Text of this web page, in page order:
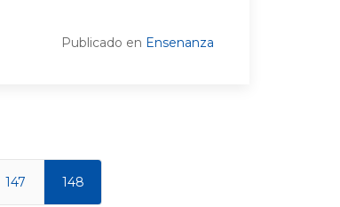
Publicado en Ensenanza
147 148